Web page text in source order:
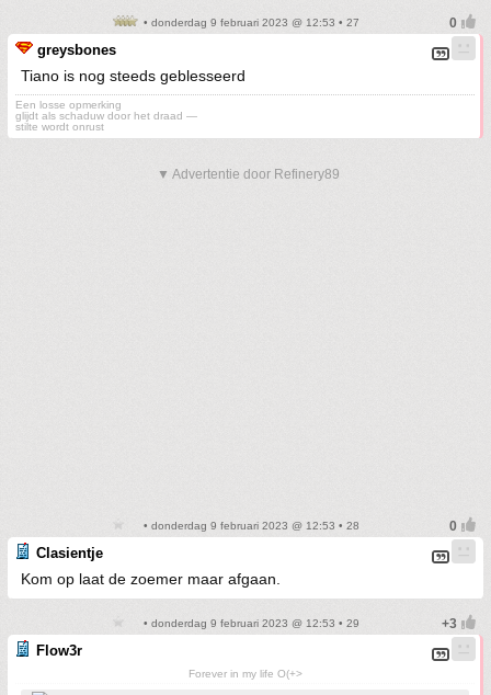
• donderdag 9 februari 2023 @ 12:53 • 27
greysbones
Tiano is nog steeds geblesseerd
Een losse opmerking
glijdt als schaduw door het draad —
stilte wordt onrust
▼ Advertentie door Refinery89
• donderdag 9 februari 2023 @ 12:53 • 28
Clasientje
Kom op laat de zoemer maar afgaan.
• donderdag 9 februari 2023 @ 12:53 • 29
Flow3r
Forever in my life O(+>